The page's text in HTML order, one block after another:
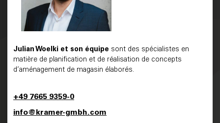
Julian Woelki et son équipe sont des spécialistes en
matière de planification et de réalisation de concepts
d’aménagement de magasin élaborés.
+49 7665 9359-0
info@kramer-gmbh.com